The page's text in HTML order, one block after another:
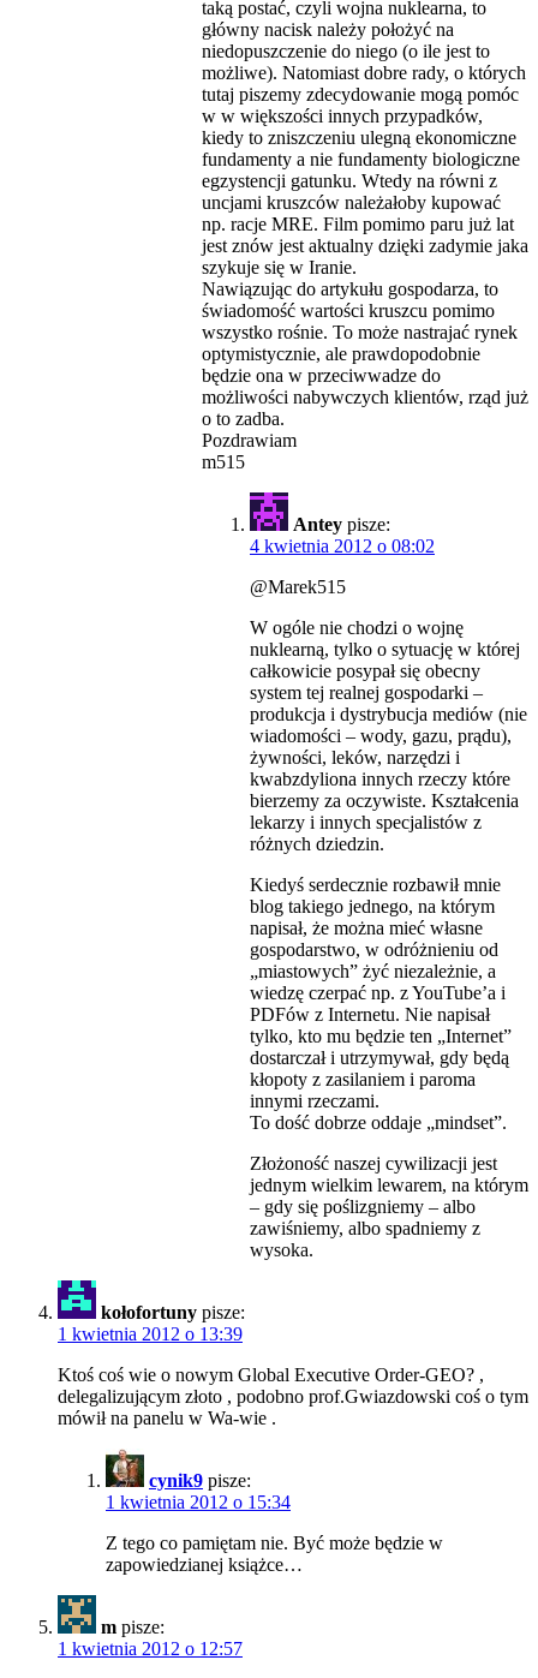
taką postać, czyli wojna nuklearna, to
główny nacisk należy położyć na
niedopuszczenie do niego (o ile jest to
możliwe). Natomiast dobre rady, o których
tutaj piszemy zdecydowanie mogą pomóc
w w większości innych przypadków,
kiedy to zniszczeniu ulegną ekonomiczne
fundamenty a nie fundamenty biologiczne
egzystencji gatunku. Wtedy na równi z
uncjami kruszców należałoby kupować
np. racje MRE. Film pomimo paru już lat
jest znów jest aktualny dzięki zadymie jaka
szykuje się w Iranie.
Nawiązując do artykułu gospodarza, to
świadomość wartości kruszcu pomimo
wszystko rośnie. To może nastrajać rynek
optymistycznie, ale prawdopodobnie
będzie ona w przeciwwadze do
możliwości nabywczych klientów, rząd już
o to zadba.
Pozdrawiam
m515
Antey pisze:
4 kwietnia 2012 o 08:02
@Marek515
W ogóle nie chodzi o wojnę
nuklearną, tylko o sytuację w której
całkowicie posypał się obecny
system tej realnej gospodarki –
produkcja i dystrybucja mediów (nie
wiadomości – wody, gazu, prądu),
żywności, leków, narzędzi i
kwabzdyliona innych rzeczy które
bierzemy za oczywiste. Kształcenia
lekarzy i innych specjalistów z
różnych dziedzin.
Kiedyś serdecznie rozbawił mnie
blog takiego jednego, na którym
napisał, że można mieć własne
gospodarstwo, w odróżnieniu od
„miastowych” żyć niezależnie, a
wiedzę czerpać np. z YouTube’a i
PDFów z Internetu. Nie napisał
tylko, kto mu będzie ten „Internet”
dostarczał i utrzymywał, gdy będą
kłopoty z zasilaniem i paroma
innymi rzeczami.
To dość dobrze oddaje „mindset”.
Złożoność naszej cywilizacji jest
jednym wielkim lewarem, na którym
– gdy się poślizgniemy – albo
zawiśniemy, albo spadniemy z
wysoka.
kołofortuny pisze:
1 kwietnia 2012 o 13:39
Ktoś coś wie o nowym Global Executive Order-GEO? ,
delegalizującym złoto , podobno prof.Gwiazdowski coś o tym
mówił na panelu w Wa-wie .
cynik9 pisze:
1 kwietnia 2012 o 15:34
Z tego co pamiętam nie. Być może będzie w
zapowiedzianej książce…
m pisze:
1 kwietnia 2012 o 12:57